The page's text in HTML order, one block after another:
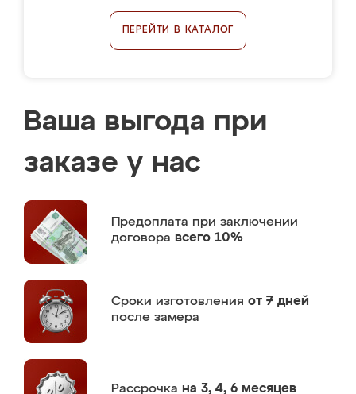
ПЕРЕЙТИ В КАТАЛОГ
Ваша выгода при
заказе у нас
Предоплата при заключении
договора всего 10%
Сроки изготовления от 7 дней
после замера
Рассрочка на 3, 4, 6 месяцев